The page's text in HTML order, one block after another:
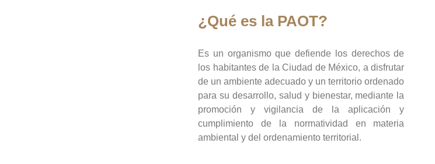
¿Qué es la PAOT?
Es un organismo que defiende los derechos de
los habitantes de la Ciudad de México, a disfrutar
de un ambiente adecuado y un territorio ordenado
para su desarrollo, salud y bienestar, mediante la
promoción y vigilancia de la aplicación y
cumplimiento de la normatividad en materia
ambiental y del ordenamiento territorial.